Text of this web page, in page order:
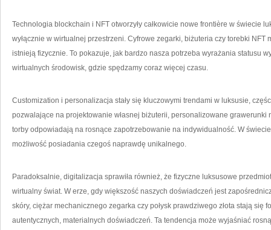
Technologia blockchain i NFT otworzyły całkowicie nowe frontière w świecie
wyłącznie w wirtualnej przestrzeni. Cyfrowe zegarki, biżuteria czy torebki NFT
istnieją fizycznie. To pokazuje, jak bardzo nasza potrzeba wyrażania statusu
wirtualnych środowisk, gdzie spędzamy coraz więcej czasu.
Customization i personalizacja stały się kluczowymi trendami w luksusie,
pozwalające na projektowanie własnej biżuterii, personalizowane
torby odpowiadają na rosnące zapotrzebowanie na indywidualność. W
możliwość posiadania czegoś naprawdę unikalnego.
Paradoksalnie, digitalizacja sprawiła również, że fizyczne luksusowe
wirtualny świat. W erze, gdy większość naszych doświadczeń jest
skóry, ciężar mechanicznego zegarka czy połysk prawdziwego złota stają się
autentycznych, materialnych doświadczeń. Ta tendencja może wyjaśniać